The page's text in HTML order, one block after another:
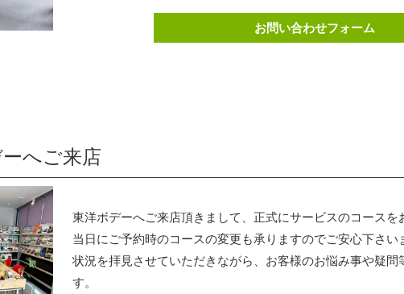
お問い合わせフォーム
へご来店
東洋ボデーへご来店頂きまして、正式にサービスのコースを
当日にご予約時のコースの変更も承りますのでご安心下さ
状況を拝見させていただきながら、お客様のお悩み事や疑問
す。